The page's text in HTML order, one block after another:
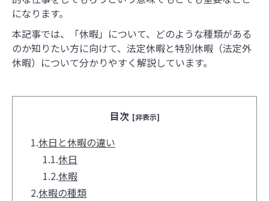
になります。
本記事では、「休暇」について、どのような種類がある
のか知りたい方に向けて、法定休暇と特別休暇（法定外
休暇）について分かりやすく解説しています。
目次 [非表示]
1.休日と休暇の違い
1.1.休日
1.2.休暇
2.休暇の種類